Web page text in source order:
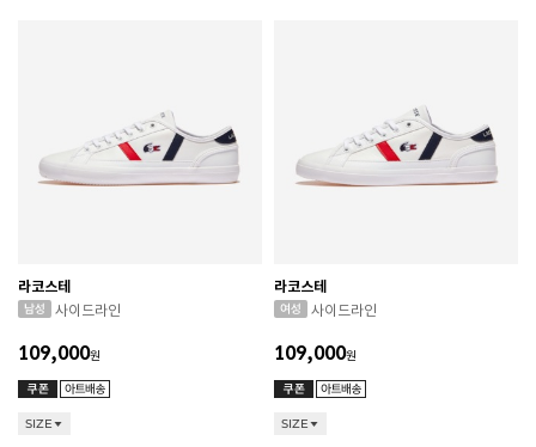
라코스테
사이드라인
109,000원
SIZE
라코스테
사이드라인
109,000원
SIZE